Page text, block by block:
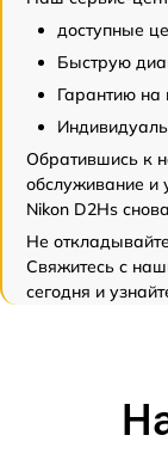
доступные
Быструю
Гарантию на
Обратившись к
обслуживание и
Nikon D2Hs
Не
Свяжитесь с
сегодня и